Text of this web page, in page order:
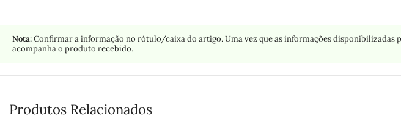
Nota:Confirmar a informação no rótulo/caixa do artigo. Uma vez que as informações
acompanha o produto recebido.
Produtos Relacionados